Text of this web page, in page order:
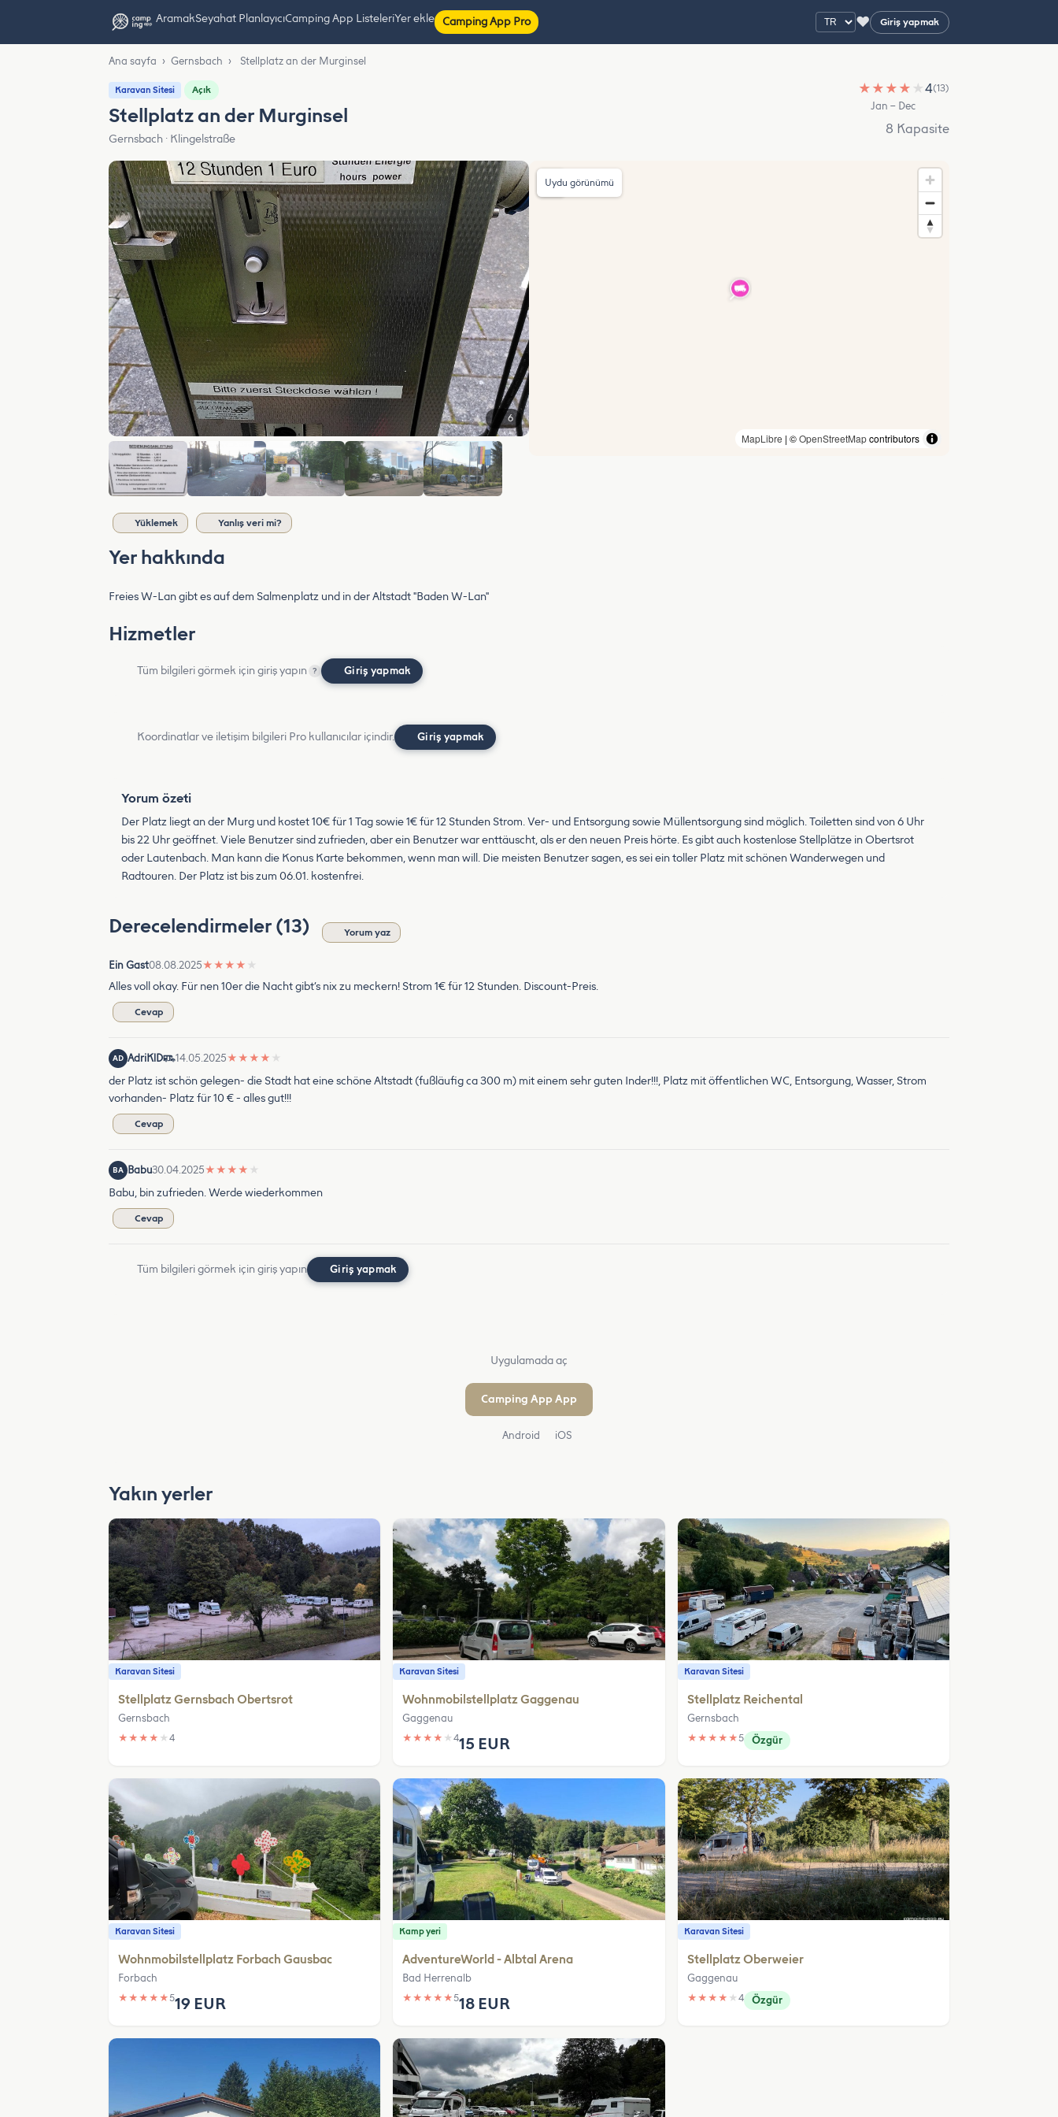
AramakSeyahat PlanlayıcıCamping App ListeleriYer ekle Camping App Pro ♥ Giriş yapmak
Ana sayfa › Gernsbach › Stellplatz an der Murginsel
Karavan Sitesi Açık
Stellplatz an der Murginsel
Gernsbach · Klingelstraße
★ ★ ★ ★ ★4(13)
Jan – Dec
8 Kapasite
6
MapLibre | ©OpenStreetMapcontributors
Uydu görünümü
Yüklemek Yanlış veri mi?
Yer hakkında
Freies W-Lan gibt es auf dem Salmenplatz und in der Altstadt "Baden W-Lan"
Hizmetler
Tüm bilgileri görmek için giriş yapın ? Giriş yapmak
Koordinatlar ve iletişim bilgileri Pro kullanıcılar içindir. Giriş yapmak
Yorum özeti
Der Platz liegt an der Murg und kostet 10€ für 1 Tag sowie 1€ für 12 Stunden Strom. Ver- und Entsorgung sowie Müllentsorgung sind möglich. Toiletten sind von 6 Uhr
bis 22 Uhr geöffnet. Viele Benutzer sind zufrieden, aber ein Benutzer war enttäuscht, als er den neuen Preis hörte. Es gibt auch kostenlose Stellplätze in Obertsrot
oder Lautenbach. Man kann die Konus Karte bekommen, wenn man will. Die meisten Benutzer sagen, es sei ein toller Platz mit schönen Wanderwegen und
Radtouren. Der Platz ist bis zum 06.01. kostenfrei.
Derecelendirmeler (13) Yorum yaz
Ein Gast08.08.2025★ ★ ★ ★ ★
Alles voll okay. Für nen 10er die Nacht gibt’s nix zu meckern! Strom 1€ für 12 Stunden. Discount-Preis.
Cevap
AD AdriKlD 14.05.2025★ ★ ★ ★ ★
der Platz ist schön gelegen- die Stadt hat eine schöne Altstadt (fußläufig ca 300 m) mit einem sehr guten Inder!!!, Platz mit öffentlichen WC, Entsorgung, Wasser, Strom
vorhanden- Platz für 10 € - alles gut!!!
Cevap
BA Babu30.04.2025★ ★ ★ ★ ★
Babu, bin zufrieden. Werde wiederkommen
Cevap
Tüm bilgileri görmek için giriş yapın Giriş yapmak
Uygulamada aç
Camping App App
Android iOS
Yakın yerler
Karavan Sitesi
Stellplatz Gernsbach Obertsrot
Gernsbach
★ ★ ★ ★ ★ 4
Karavan Sitesi
Wohnmobilstellplatz Gaggenau
Gaggenau
★ ★ ★ ★ ★415 EUR
Karavan Sitesi
Stellplatz Reichental
Gernsbach
★ ★ ★ ★ ★5 Özgür
Karavan Sitesi
Wohnmobilstellplatz Forbach Gausbac
Forbach
★ ★ ★ ★ ★519 EUR
Kamp yeri
AdventureWorld - Albtal Arena
Bad Herrenalb
★ ★ ★ ★ ★518 EUR
Karavan Sitesi
Stellplatz Oberweier
Gaggenau
★ ★ ★ ★ ★ 4 Özgür